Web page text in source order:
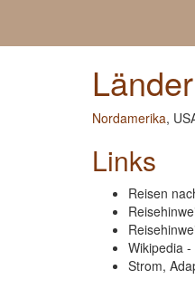
Nordamerika,
Links
Reisen
Wikipedia
Strom,